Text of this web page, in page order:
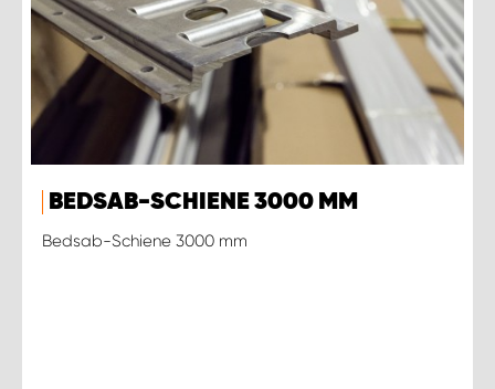
BEDSAB-SCHIENE 3000 MM
Bedsab-Schiene 3000 mm